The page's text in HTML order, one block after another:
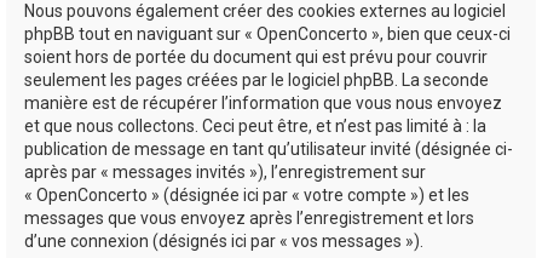
Nous pouvons également créer des cookies externes au logiciel
phpBB tout en naviguant sur « OpenConcerto », bien que ceux-ci
soient hors de portée du document qui est prévu pour couvrir
seulement les pages créées par le logiciel phpBB. La seconde
manière est de récupérer l’information que vous nous envoyez
et que nous collectons. Ceci peut être, et n’est pas limité à : la
publication de message en tant qu’utilisateur invité (désignée ci-
après par « messages invités »), l’enregistrement sur
« OpenConcerto » (désignée ici par « votre compte ») et les
messages que vous envoyez après l’enregistrement et lors
d’une connexion (désignés ici par « vos messages »).